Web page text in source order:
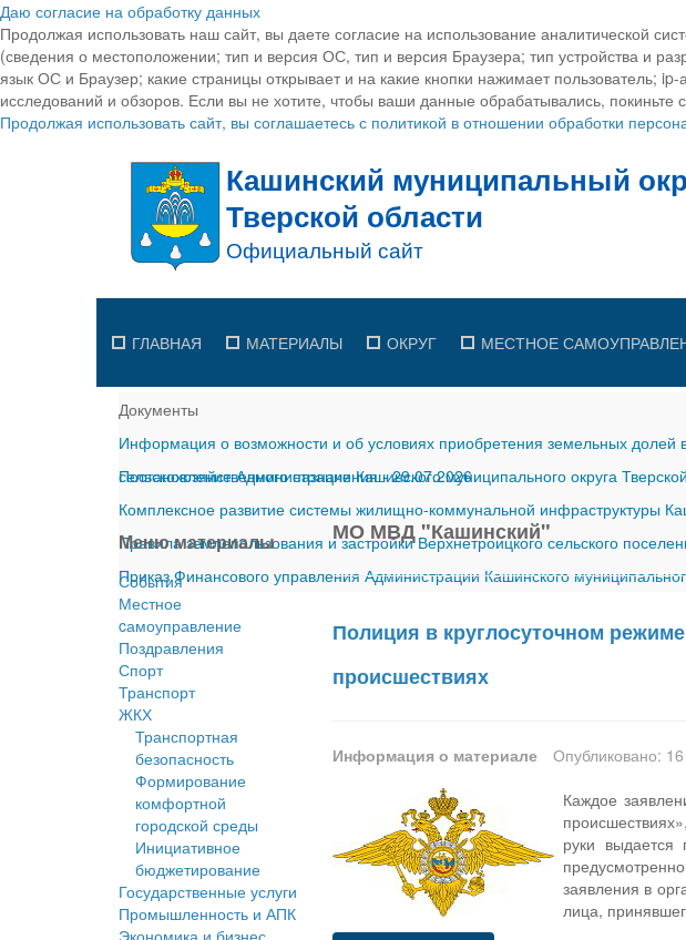
Даю согласие на обработку данных
Продолжая использовать наш сайт, вы даете согласие на использование аналитической
(сведения о местоположении; тип и версия ОС, тип и версия Браузера; тип устройства и
язык ОС и Браузер; какие страницы открывает и на какие кнопки нажимает пользователь;
исследований и обзоров. Если вы не хотите, чтобы ваши данные обрабатывались, покиньте
Продолжая использовать сайт, вы соглашаетесь с политикой в отношении обработки
ГЛАВНАЯ МАТЕРИАЛЫ ОКРУГ МЕСТНОЕ
Документы
Информация о возможности и об условиях приобретения земельных долей
сельскохозяйственного назначения-29.07.2026
Постановление Администрации Кашинского муниципального округа
Комплексное развитие системы жилищно-коммунальной инфраструктуры
Правила землепользования и застройки Верхнетроицкого сельского
Приказ Финансового управления Администрации Кашинского
Меню материалы
События
Местное
cамоуправление
Поздравления
Спорт
Транспорт
ЖКХ
Транспортная
безопасность
Формирование
комфортной
городской среды
Инициативное
бюджетирование
Государственные услуги
Промышленность и АПК
МО МВД "Кашинский"
Полиция в круглосуточном
происшествиях
Информация о материале
Опубликовано:
Каждое
руки
заявления в
лица,